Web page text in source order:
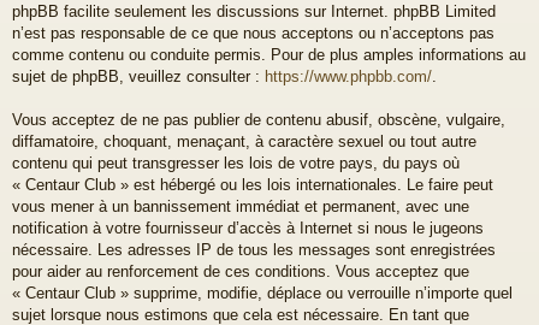
phpBB facilite seulement les discussions sur Internet. phpBB Limited
n’est pas responsable de ce que nous acceptons ou n’acceptons pas
comme contenu ou conduite permis. Pour de plus amples informations au
sujet de phpBB, veuillez consulter : https://www.phpbb.com/
Vous acceptez de ne pas publier de contenu abusif, obscène, vulgaire,
diffamatoire, choquant, menaçant, à caractère sexuel ou tout autre
contenu qui peut transgresser les lois de votre pays, du pays où
« Centaur Club » est hébergé ou les lois internationales. Le faire peut
vous mener à un bannissement immédiat et permanent, avec une
notification à votre fournisseur d’accès à Internet si nous le jugeons
nécessaire. Les adresses IP de tous les messages sont enregistrées
pour aider au renforcement de ces conditions. Vous acceptez que
« Centaur Club » supprime, modifie, déplace ou verrouille n’importe quel
sujet lorsque nous estimons que cela est nécessaire. En tant que